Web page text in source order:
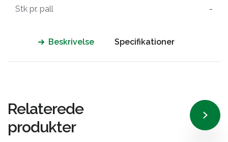
Stk pr. pall -
Beskrivelse Specifikationer
Relaterede
produkter